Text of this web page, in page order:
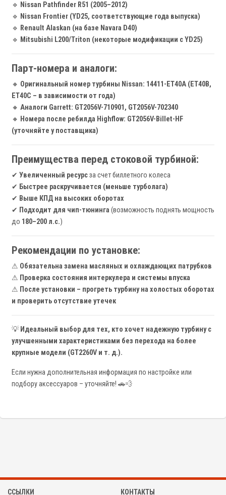
🔹 Nissan Pathfinder R51 (2005–2012)
🔹 Nissan Frontier (YD25, соответствующие года выпуска)
🔹 Renault Alaskan (на базе Navara D40)
🔹 Mitsubishi L200/Triton (некоторые модификации с YD25)
Парт-номера и аналоги:
🔸 Оригинальный номер турбины Nissan: 14411-ET40A (ET40B,
ET40C – в зависимости от года)
🔸 Аналоги Garrett: GT2056V-710901, GT2056V-702340
🔸 Номера после ребилда Highflow: GT2056V-Billet-HF
(уточняйте у поставщика)
Преимущества перед стоковой турбиной:
✔ Увеличенный ресурсза счет биллетного колеса
✔ Быстрее раскручивается (меньше турболага)
✔ Выше КПД на высоких оборотах
✔ Подходит для чип-тюнинга (возможность поднять мощность
до 180–200 л.с.)
Рекомендации по установке:
⚠ Обязательна замена масляных и охлаждающих патрубков
⚠ Проверка состояния интеркулера и системы впуска
⚠ После установки – прогреть турбину на холостых оборотах
и проверить отсутствие утечек
💡 Идеальный выбор для тех, кто хочет надежную турбину с
улучшенными характеристиками без перехода на более
крупные модели (GT2260V и т. д.).
Если нужна дополнительная информация по настройке или
подбору аксессуаров – уточняйте! 🚗💨
ССЫЛКИ КОНТАКТЫ